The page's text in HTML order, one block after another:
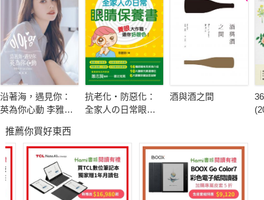
★超逸品 不可錯過日系發燒貨：LADURÉE玫瑰花瓣腮紅、est碳
酸洗顏泡、米糠去角質磨砂膏、盛田屋豆乳優格面膜
★銀座特集
走在銀座，抬頭所見就是各式各樣的精品及品牌，可以說是流行
的聚集地，然而，在銀座也藏身著許多廠牌旗艦店以及美容室，
就讓藥妝狂搜達人鄭世彬帶著我們一起來神遊銀座吧。
★藥妝美妝‧一網打盡
日本街頭隨處可見藥妝店，特別是在人潮密集的重要商圈當中，
同屬於一個連鎖體系的藥妝店甚至會連開好幾家。另一方面，走
高質感與創意美妝品的美妝店，則大多選擇在百貨公司或大型商
沿著海，遇見你：
英為你心動 李雅英
影系列 數位版
抗老化‧防惡化：
全家人の日常眼睛
酒與酒之間
推薦你買好東西